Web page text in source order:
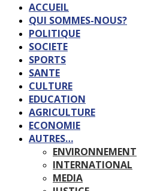
ACCUEIL
QUI SOMMES-NOUS?
POLITIQUE
SOCIETE
SPORTS
SANTE
CULTURE
EDUCATION
AGRICULTURE
ECONOMIE
AUTRES…
ENVIRONNEMENT
INTERNATIONAL
MEDIA